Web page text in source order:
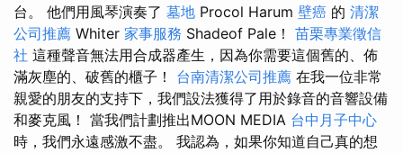
台。 他們用風琴演奏了 墓地 Procol Harum 壁癌 的 清潔
公司推薦 Whiter 家事服務 Shadeof Pale！ 苗栗專業徵信
社 這種聲音無法用合成器產生，因為你需要這個舊的、佈
滿灰塵的、破舊的櫃子！ 台南清潔公司推薦 在我一位非常
親愛的朋友的支持下，我們設法獲得了用於錄音的音響設備
和麥克風！ 當我們計劃推出MOON MEDIA 台中月子中心
時，我們永遠感激不盡。 我認為，如果你知道自己真的想